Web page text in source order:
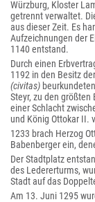
Würzburg, Kloster
getrennt verwaltet.
aus dieser Zeit. Es
Aufzeichnungen der
1140 entstand.
Durch einen
1192 in den Besitz
(civitas)
Steyr, zu den
einer Schlacht
und König Ottokar II.
1233 brach Herzog
Babenberger ein,
Der Stadtplatz
des Ledererturms,
Stadt auf das
Am 13. Juni 1295